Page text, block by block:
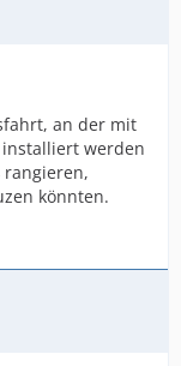
an der mit
werden
rangieren,
könnten.